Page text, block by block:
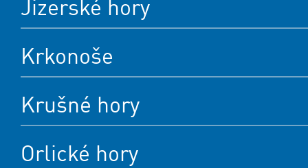
Jizerské hory
Krkonoše
Krušné hory
Orlické hory